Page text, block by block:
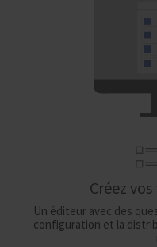
Créez
Un éditeur avec des
configuration et la